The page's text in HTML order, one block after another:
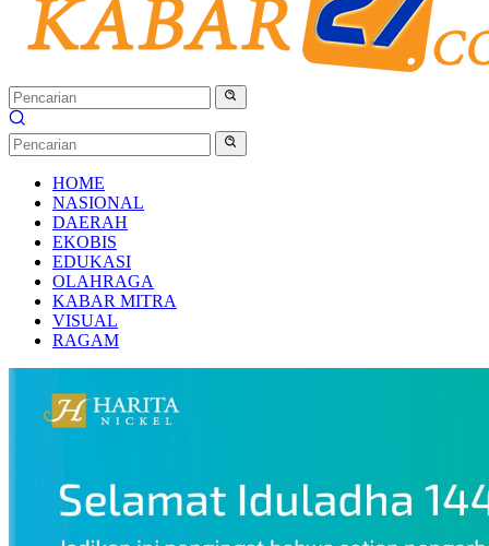
HOME
NASIONAL
DAERAH
EKOBIS
EDUKASI
OLAHRAGA
KABAR MITRA
VISUAL
RAGAM